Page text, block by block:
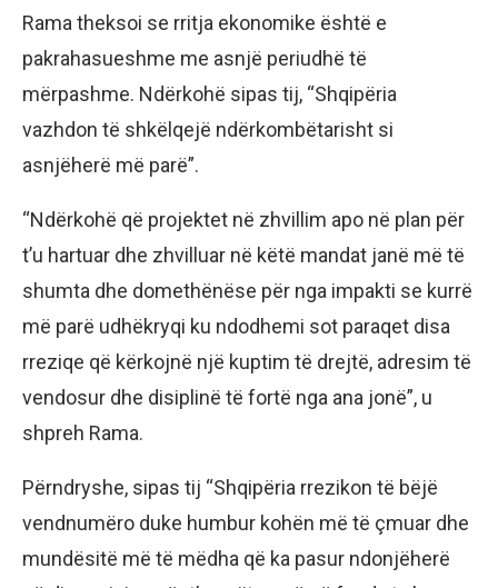
Rama theksoi se rritja ekonomike është e
pakrahasueshme me asnjë periudhë të
mërpashme. Ndërkohë sipas tij, “Shqipëria
vazhdon të shkëlqejë ndërkombëtarisht si
asnjëherë më parë”.
“Ndërkohë që projektet në zhvillim apo në plan për
t’u hartuar dhe zhvilluar në këtë mandat janë më të
shumta dhe domethënëse për nga impakti se kurrë
më parë udhëkryqi ku ndodhemi sot paraqet disa
rreziqe që kërkojnë një kuptim të drejtë, adresim të
vendosur dhe disiplinë të fortë nga ana jonë”, u
shpreh Rama.
Përndryshe, sipas tij “Shqipëria rrezikon të bëjë
vendnumëro duke humbur kohën më të çmuar dhe
mundësitë më të mëdha që ka pasur ndonjëherë